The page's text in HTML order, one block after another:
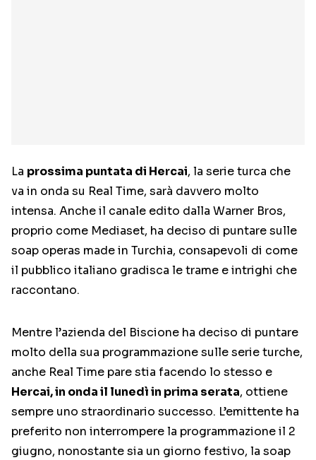
La prossima puntata di Hercai, la serie turca che
va in onda su Real Time, sarà davvero molto
intensa. Anche il canale edito dalla Warner Bros,
proprio come Mediaset, ha deciso di puntare sulle
soap operas made in Turchia, consapevoli di come
il pubblico italiano gradisca le trame e intrighi che
raccontano.
Mentre l’azienda del Biscione ha deciso di puntare
molto della sua programmazione sulle serie turche,
anche Real Time pare stia facendo lo stesso e
Hercai, in onda il lunedì in prima serata, ottiene
sempre uno straordinario successo. L’emittente ha
preferito non interrompere la programmazione il 2
giugno, nonostante sia un giorno festivo, la soap